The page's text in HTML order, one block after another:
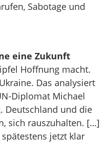
Sabotage und
eine Zukunft
Hoffnung macht.
Das analysiert
Diplomat Michael
Deutschland und die
sich rauszuhalten. […]
jetzt klar